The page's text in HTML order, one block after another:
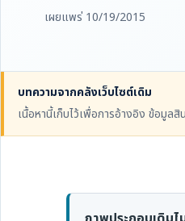
เผยแพร่ 10/19/2015
บทความจากคลังเว็บไซต์เดิม
เนื้อหานี้เก็บไว้เพื่อการอ้างอิง ข้อมูล